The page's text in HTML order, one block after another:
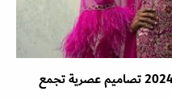
المصممة ندوى الاعور تقدم لموسم 2024 تصاميم عصرية تجمع